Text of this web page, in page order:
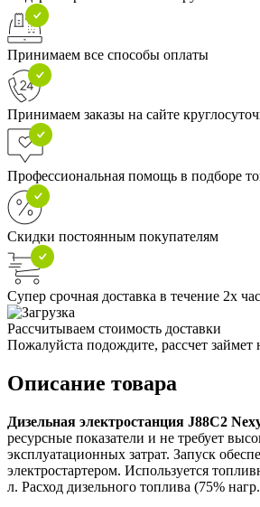
Принимаем все способы оплаты
Принимаем заказы на сайте
Профессиональная помощь в подборе
Скидки постоянным покупателям
Супер срочная доставка в течение 2х
Рассчитываем стоимость доставки
Пожалуйста подождите, рассчет займет
Описание товара
Дизельная электростанция J88C2
ресурсные показатели и не требует
эксплуатационных затрат. Запуск
электростартером. Используется
л. Расход дизельного топлива (75%